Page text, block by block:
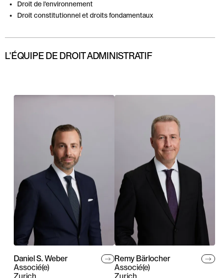
Droit de l'environnement
Droit constitutionnel et droits fondamentaux
L'ÉQUIPE DE DROIT ADMINISTRATIF
Daniel S. Weber
Associé(e)
Remy Bärlocher
Associé(e)